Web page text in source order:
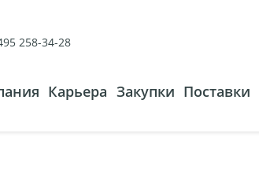
258-34-28
Карьера Закупки Поставки